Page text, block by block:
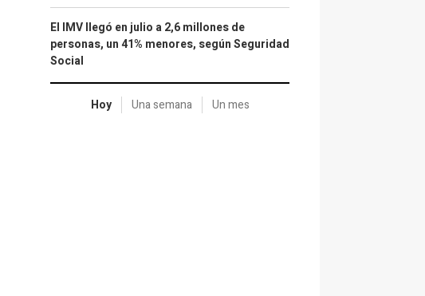
El IMV llegó en julio a 2,6 millones de
personas, un 41% menores, según Seguridad
Social
Hoy Una semana Un mes